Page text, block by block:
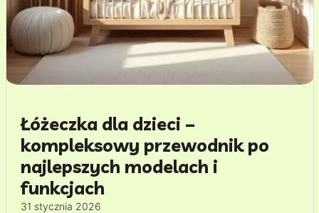
Łóżeczka dla dzieci –
kompleksowy przewodnik po
najlepszych modelach i
funkcjach
31 stycznia 2026